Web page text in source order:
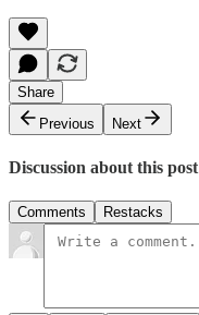
Share
Previous
Next
Discussion about this post
Comments Restacks